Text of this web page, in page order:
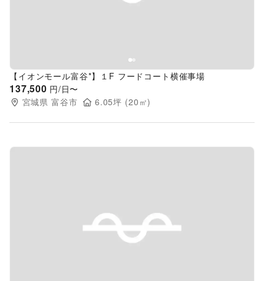
【イオンモール富谷*】１F フードコート横催事場
137,500 円/日〜
宮城県 富谷市 6.05坪 (20 ㎡)
Previous slide